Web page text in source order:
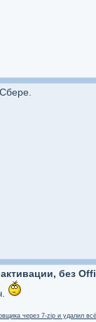
без
через 7-zip и удалил